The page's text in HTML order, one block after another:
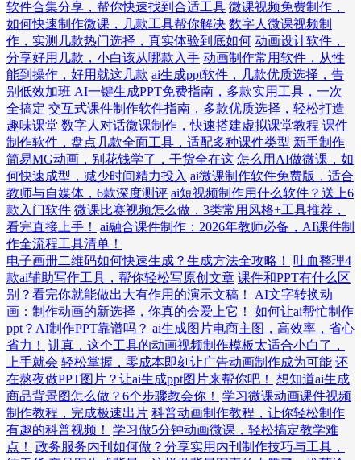
软件合集分享，帮你快速找到合适工具 微课视频免费制作，
如何快速制作微课，几款工具帮你解决 数字人微课视频制
作，实测几款热门选择，真实体验到底如何 动画设计软件，
分享好用几款，小白该从哪款入手 动画制作常用软件，从性
能到操作，好用就这几款 ai生成ppt软件，几款优质选择，告
别低效加班 AI一键生成PPT免费指南，多款实用工具，一次
全搞定 交互式课件制作软件指南，多款优质选择，轻松打造
趣味课堂 数字人对话微课制作，快速搭建虚拟课堂教程 课件
制作软件，盘点几款全面工具，适配多种课件类型 新手制作
简易MG动画，别花钱学了，干货全在这 怎么用AI做微课，如
何快速成型，减少时间精力投入 ai微课制作软件免费版，适合
教师与自媒体，6款深度测评 ai短视频制作用什么软件？送上6
款入门软件 微课比赛视频怎么做，3类常用风格+工具推荐，
看完直接上手！
ai融合课件制作：2026年教师必备，AI课件制
作全流程工具清单！
电子画册二维码如何快速生成？生成方法全攻略！
吐血整理4
款ai辅助写作工具，帮你轻松写原创文章 课件和PPT有什么区
别？看完你就能做出大有作用的演示文稿！
AI文字转换动
画：制作动画的新选择，你真的会爱上它！
如何让ai帮忙制作
ppt？AI制作PPT靠谱吗？ ai生成图片电商主图，高效率，省心
省力！
讲真，这个工具的动画视频制作模板太适合小白了，
上手就会 轻松掌握，零成本即刻让广告动画制作成为可能 还
在熬夜做PPT图片？让ai生成ppt图片来帮你吧！
想知道ai生成
商品背景图怎么做？6个步骤教会你！
学习微课动画课件视频
制作教程，完成极速出片 科普动画制作教程，让你轻松制作
有趣的科普视频！
学习做5分钟动画微课，轻松搞定教学难
点！
政务服务内刊如何做？分享实用内刊制作技巧与工具，